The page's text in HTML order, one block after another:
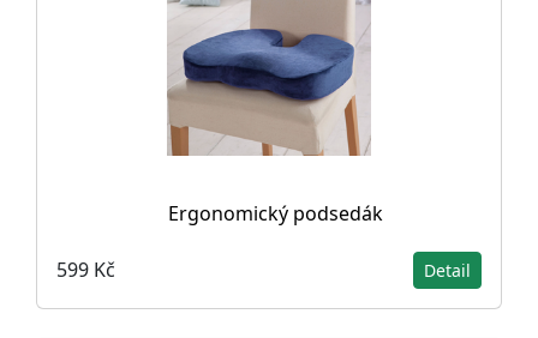
Ergonomický podsedák
599 Kč Detail